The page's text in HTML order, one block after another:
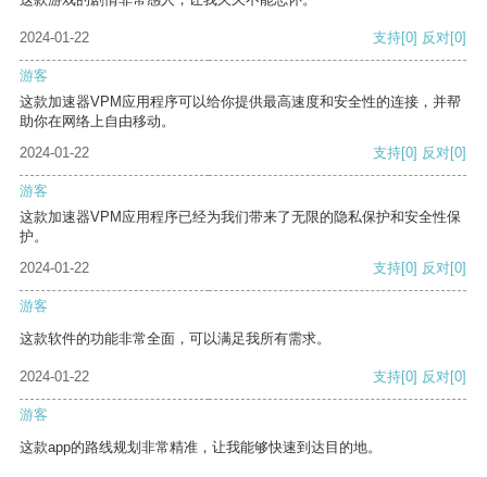
2024-01-22 支持[0] 反对[0]
游客
这款加速器VPM应用程序可以给你提供最高速度和安全性的连接，并帮
助你在网络上自由移动。
2024-01-22
支持[0] 反对[0]
游客
这款加速器VPM应用程序已经为我们带来了无限的隐私保护和安全性保
护。
2024-01-22
支持[0] 反对[0]
游客
这款软件的功能非常全面，可以满足我所有需求。
2024-01-22 支持[0] 反对[0]
游客
这款app的路线规划非常精准，让我能够快速到达目的地。